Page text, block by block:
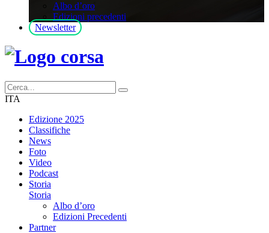
Albo d’oro
Edizioni precedenti
Newsletter
ITA
Edizione 2025
Classifiche
News
Foto
Video
Podcast
Storia
Storia
Albo d’oro
Edizioni Precedenti
Partner